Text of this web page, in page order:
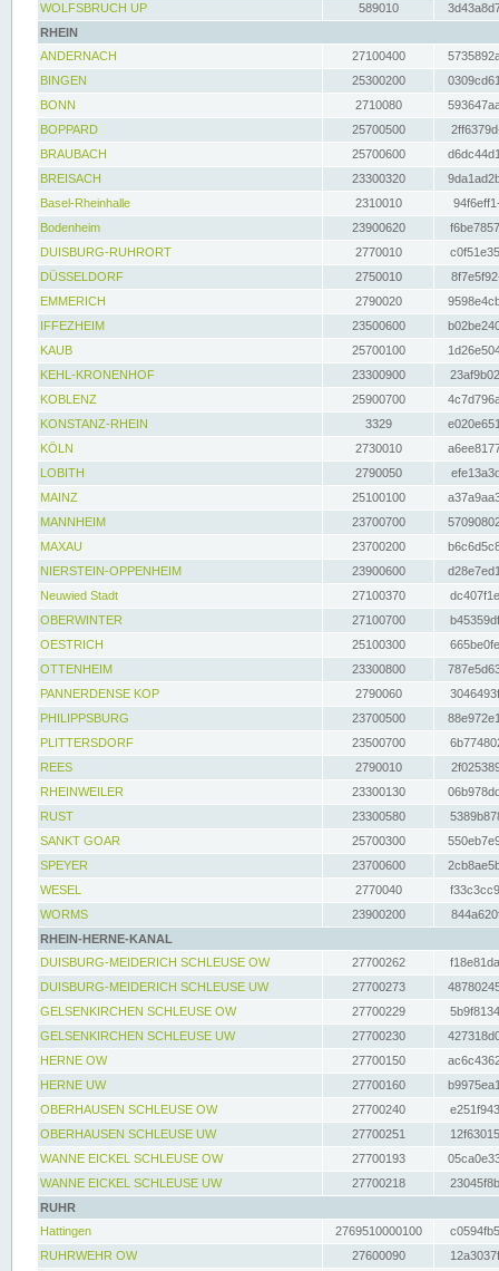
WOLFSBRUCH UP
589010
RHEIN
ANDERNACH
27100400
BINGEN
25300200
BONN
2710080
BOPPARD
25700500
BRAUBACH
25700600
BREISACH
23300320
Basel-Rheinhalle
2310010
Bodenheim
23900620
DUISBURG-RUHRORT
2770010
DÜSSELDORF
2750010
EMMERICH
2790020
IFFEZHEIM
23500600
KAUB
25700100
KEHL-KRONENHOF
23300900
KOBLENZ
25900700
KONSTANZ-RHEIN
3329
KÖLN
2730010
LOBITH
2790050
MAINZ
25100100
MANNHEIM
23700700
MAXAU
23700200
NIERSTEIN-OPPENHEIM
23900600
Neuwied Stadt
27100370
OBERWINTER
27100700
OESTRICH
25100300
OTTENHEIM
23300800
PANNERDENSE KOP
2790060
PHILIPPSBURG
23700500
PLITTERSDORF
23500700
REES
2790010
RHEINWEILER
23300130
RUST
23300580
SANKT GOAR
25700300
SPEYER
23700600
WESEL
2770040
WORMS
23900200
RHEIN-HERNE-KANAL
DUISBURG-MEIDERICH SCHLEUSE OW
27700262
DUISBURG-MEIDERICH SCHLEUSE UW
27700273
GELSENKIRCHEN SCHLEUSE OW
27700229
GELSENKIRCHEN SCHLEUSE UW
27700230
HERNE OW
27700150
HERNE UW
27700160
OBERHAUSEN SCHLEUSE OW
27700240
OBERHAUSEN SCHLEUSE UW
27700251
WANNE EICKEL SCHLEUSE OW
27700193
WANNE EICKEL SCHLEUSE UW
27700218
RUHR
Hattingen
2769510000100
RUHRWEHR OW
27600090